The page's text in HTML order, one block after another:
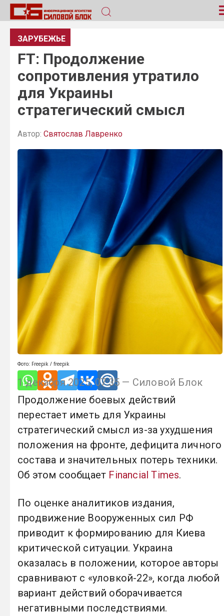
ЗАРУБЕЖЬЕ
FT: Продолжение
сопротивления утратило
для Украины
стратегический смысл
Автор: Святослав Лавренко
Фото: Freepik / freepik
1 декабря 2025, 07:35 — Силовой Блок
Продолжение боевых действий
перестает иметь для Украины
стратегический смысл из-за ухудшения
положения на фронте, дефицита личного
состава и значительных потерь техники.
Об этом сообщает Financial Times.
По оценке аналитиков издания,
продвижение Вооруженных сил РФ
приводит к формированию для Киева
критической ситуации. Украина
оказалась в положении, которое авторы
сравнивают с «уловкой-22», когда любой
вариант действий оборачивается
негативными последствиями.